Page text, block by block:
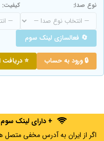
نوع صدا: کیفیت:
🔄 فعالسازی لینک سوم
🔒 ورود به حساب ⭐ دریافت
+ دارای لینک